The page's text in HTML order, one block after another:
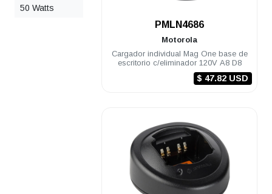
50 Watts
PMLN4686
Motorola
Cargador individual Mag One base de
escritorio c/eliminador 120V A8 D8
$ 47.82 USD